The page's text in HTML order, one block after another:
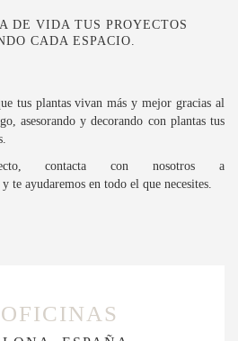
DE VIDA TUS PROYECTOS
CADA ESPACIO.
tus plantas vivan más y mejor gracias al
asesorando y decorando con plantas tus
contacta con nosotros a
y te ayudaremos en todo el que necesites.